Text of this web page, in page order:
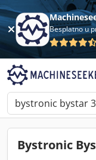
Besplatno u
Bystronic